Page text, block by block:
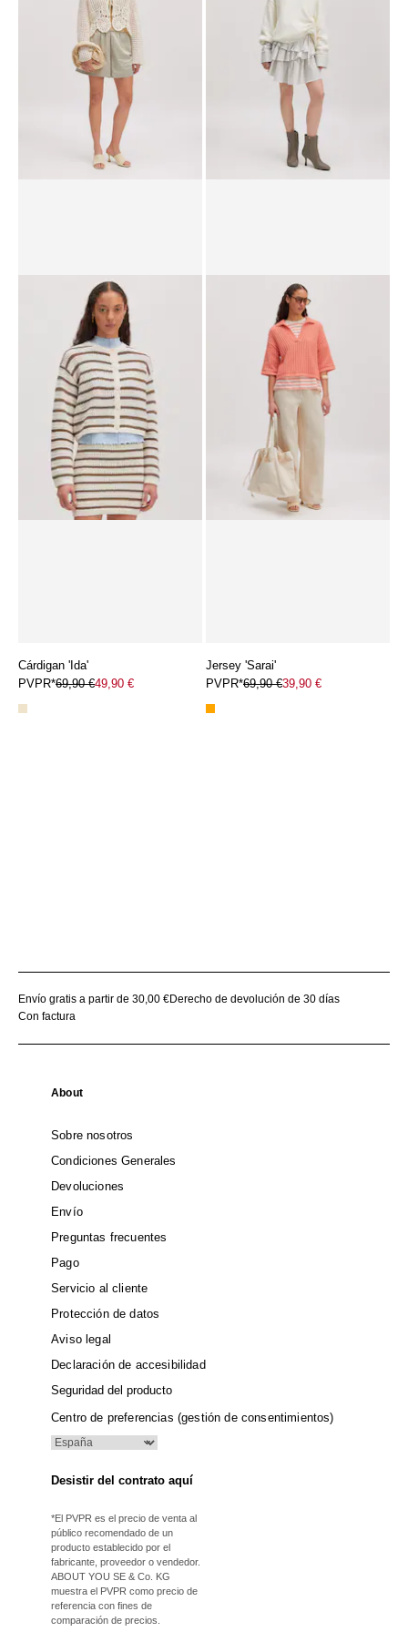
Cárdigan 'Jean'
69,90 €39,90 €
Jersey 'Chelsea'
79,90 €59,90 €
Cárdigan 'Ida'
PVPR*69,90 €49,90 €
Jersey 'Sarai'
PVPR*69,90 €39,90 €
Envío gratis a partir de 30,00 €Derecho de devolución de 30 días
Con factura
About
Sobre nosotros
Condiciones Generales
Devoluciones
Envío
Preguntas frecuentes
Pago
Servicio al cliente
Protección de datos
Aviso legal
Declaración de accesibilidad
Seguridad del producto
Centro de preferencias (gestión de consentimientos)
Desistir del contrato aquí
*El PVPR es el precio de venta al
público recomendado de un
producto establecido por el
fabricante, proveedor o vendedor.
ABOUT YOU SE & Co. KG
muestra el PVPR como precio de
referencia con fines de
comparación de precios.